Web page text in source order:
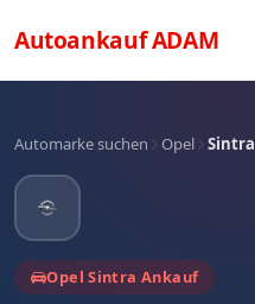
AutoankaufADAM
Automarke suchen Opel Sintra
Opel Sintra Ankauf